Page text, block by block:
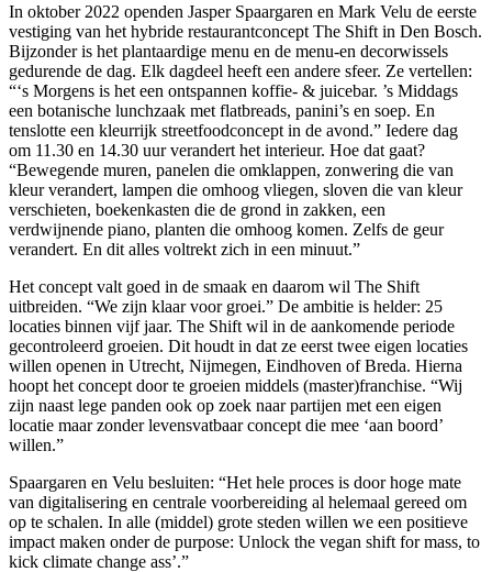
In oktober 2022 openden Jasper Spaargaren en Mark Velu de eerste
vestiging van het hybride restaurantconcept The Shift in Den Bosch.
Bijzonder is het plantaardige menu en de menu-en decorwissels
gedurende de dag. Elk dagdeel heeft een andere sfeer. Ze vertellen:
“‘s Morgens is het een ontspannen koffie- & juicebar. ’s Middags
een botanische lunchzaak met flatbreads, panini’s en soep. En
tenslotte een kleurrijk streetfoodconcept in de avond.” Iedere dag
om 11.30 en 14.30 uur verandert het interieur. Hoe dat gaat?
“Bewegende muren, panelen die omklappen, zonwering die van
kleur verandert, lampen die omhoog vliegen, sloven die van kleur
verschieten, boekenkasten die de grond in zakken, een
verdwijnende piano, planten die omhoog komen. Zelfs de geur
verandert. En dit alles voltrekt zich in een minuut.”
Het concept valt goed in de smaak en daarom wil The Shift
uitbreiden. “We zijn klaar voor groei.” De ambitie is helder: 25
locaties binnen vijf jaar. The Shift wil in de aankomende periode
gecontroleerd groeien. Dit houdt in dat ze eerst twee eigen locaties
willen openen in Utrecht, Nijmegen, Eindhoven of Breda. Hierna
hoopt het concept door te groeien middels (master)franchise. “Wij
zijn naast lege panden ook op zoek naar partijen met een eigen
locatie maar zonder levensvatbaar concept die mee ‘aan boord’
willen.”
Spaargaren en Velu besluiten: “Het hele proces is door hoge mate
van digitalisering en centrale voorbereiding al helemaal gereed om
op te schalen. In alle (middel) grote steden willen we een positieve
impact maken onder de purpose: Unlock the vegan shift for mass, to
kick climate change ass’.”